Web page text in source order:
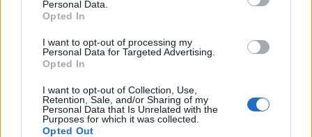
Personal Data.
Opted In
I want to opt-out of processing my
Personal Data for Targeted Advertising.
Opted In
I want to opt-out of Collection, Use,
Retention, Sale, and/or Sharing of my
Personal Data that Is Unrelated with the
Purposes for which it was collected.
Opted Out
Βουλγαρία αποκάλυψε τη γέφυρα του
Μεγάλου Κωνσταντίνου